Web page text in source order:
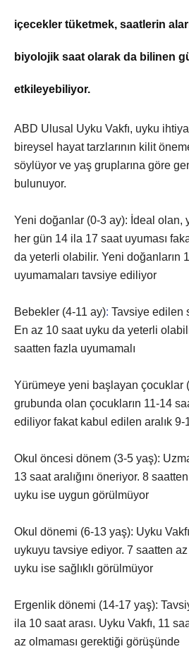
içecekler tüketmek, saatlerin
biyolojik saat olarak da bilinen
etkileyebiliyor.
ABD Ulusal Uyku Vakfı, uyku
bireysel hayat tarzlarının kilit
söylüyor ve yaş gruplarına göre
bulunuyor.
Yeni doğanlar (0-3 ay): İdeal olan,
her gün 14 ila 17 saat uyuması
da yeterli olabilir. Yeni doğanların
uyumamaları tavsiye ediliyor
Bebekler (4-11 ay): Tavsiye edilen
En az 10 saat uyku da yeterli
saatten fazla uyumamalı
Yürümeye yeni başlayan çocuklar
grubunda olan çocukların 11-14
ediliyor fakat kabul edilen aralık 9-
Okul öncesi dönem (3-5 yaş):
13 saat aralığını öneriyor. 8
uyku ise uygun görülmüyor
Okul dönemi (6-13 yaş): Uyku
uykuyu tavsiye ediyor. 7 saatten
uyku ise sağlıklı görülmüyor
Ergenlik dönemi (14-17 yaş):
ila 10 saat arası. Uyku Vakfı, 11
az olmaması gerektiği görüşünde